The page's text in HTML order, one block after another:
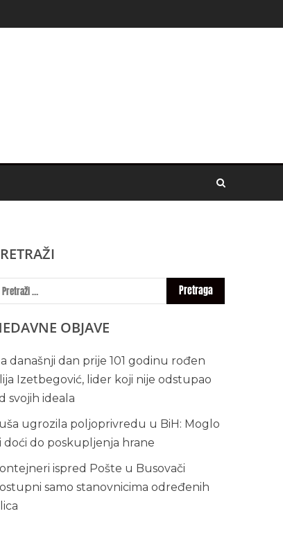
OBJAVE
današnji dan prije 101 godinu rođen
Izetbegović, lider koji nije odstupao
svojih ideala
ugrozila poljoprivredu u BiH: Moglo
doći do poskupljenja hrane
ispred Pošte u Busovači
samo stanovnicima određenih